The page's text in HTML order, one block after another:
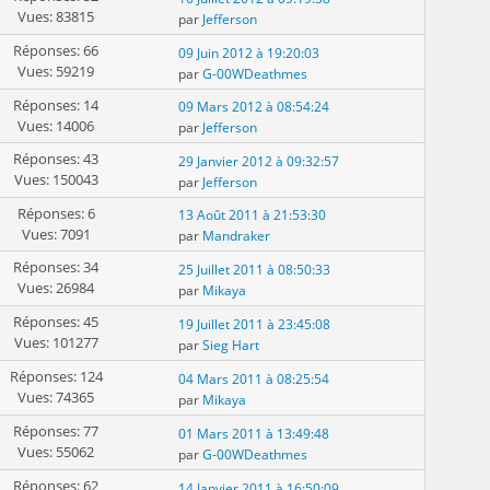
Vues: 83815
par Jefferson
Réponses: 66
Vues: 59219
09 Juin 2012 à 19:20:03
parG-00WDeathmes
Réponses: 14
Vues: 14006
09 Mars 2012 à 08:54:24
par Jefferson
Réponses: 43
Vues: 150043
29 Janvier 2012 à 09:32:57
par Jefferson
Réponses: 6
Vues: 7091
13 Août 2011 à 21:53:30
par Mandraker
Réponses: 34
Vues: 26984
25 Juillet 2011 à 08:50:33
par Mikaya
Réponses: 45
Vues: 101277
19 Juillet 2011 à 23:45:08
parSieg Hart
Réponses: 124
Vues: 74365
04 Mars 2011 à 08:25:54
par Mikaya
Réponses: 77
Vues: 55062
01 Mars 2011 à 13:49:48
parG-00WDeathmes
Réponses: 62